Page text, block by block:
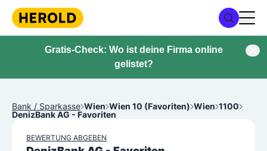
Gratis-Check: Wo ist deine Firma online
gelistet?
Bank / Sparkasse Wien Wien 10 (Favoriten) Wien 1100
DenizBank AG - Favoriten
BEWERTUNG ABGEBEN